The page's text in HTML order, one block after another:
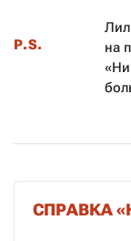
P.S.
на
СПРАВКА